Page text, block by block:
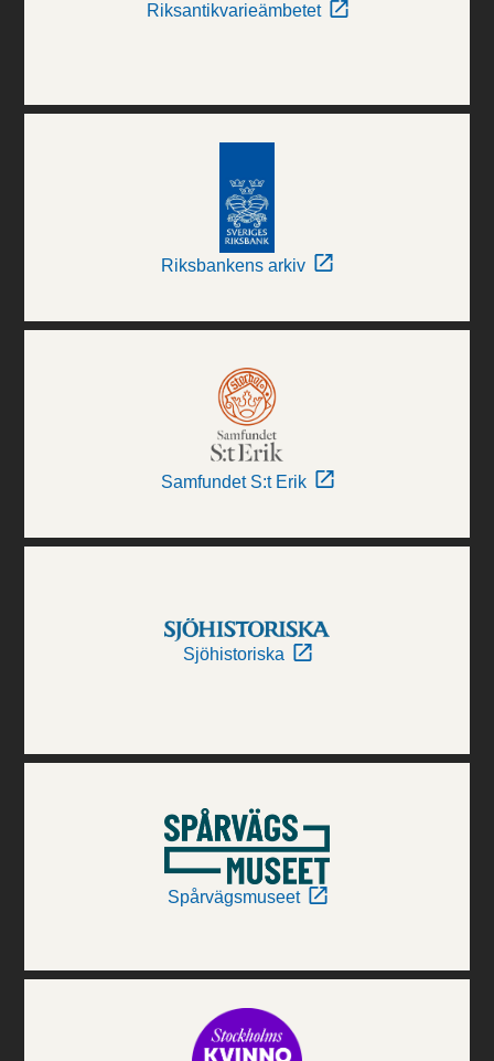
Riksantikvarieämbetet
Riksbankens arkiv
Samfundet S:t Erik
Sjöhistoriska
Spårvägsmuseet